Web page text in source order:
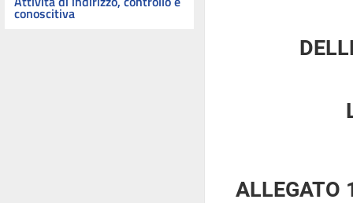
conoscitiva
ALLEGATO